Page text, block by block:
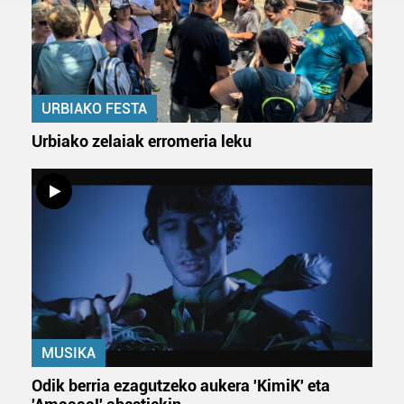
prozesatzen ditugu, zure IP zenbakia, besteak beste,
teknologia erabiliz, cookieak adibidez, iragarki eta eduki
pertsonalizatuak eskaintzeko, iragarkiak eta edukia
neurtzeko, jendeari buruzko informazioa biltzeko eta
produktuak garatzeko. Zure datuak nork eta zertarako
erabiltzen dituen hauta dezakezu.
Bazkide batzuek ez dizute baimenik eskatzen, eta beren
interes komertzial legitimoetan babesten dira. Ikusi gure
bazkideen zerrenda, beren ustez zein helburutarako
duten interes legitimoa eta horren aurka nola egin
Lortu zure datu pertsonalak prozesatzeko moduari
buruzko informazio gehiago eta ezarri zure lehentasunak
datuen atalean. Edozein unetan alda edo ken dezakezu
zure baimena Cookieen adierazpenean.
URBIAKO FESTA
Urbiako zelaiak erromeria leku
MUSIKA
Odik berria ezagutzeko aukera 'KimiK' eta